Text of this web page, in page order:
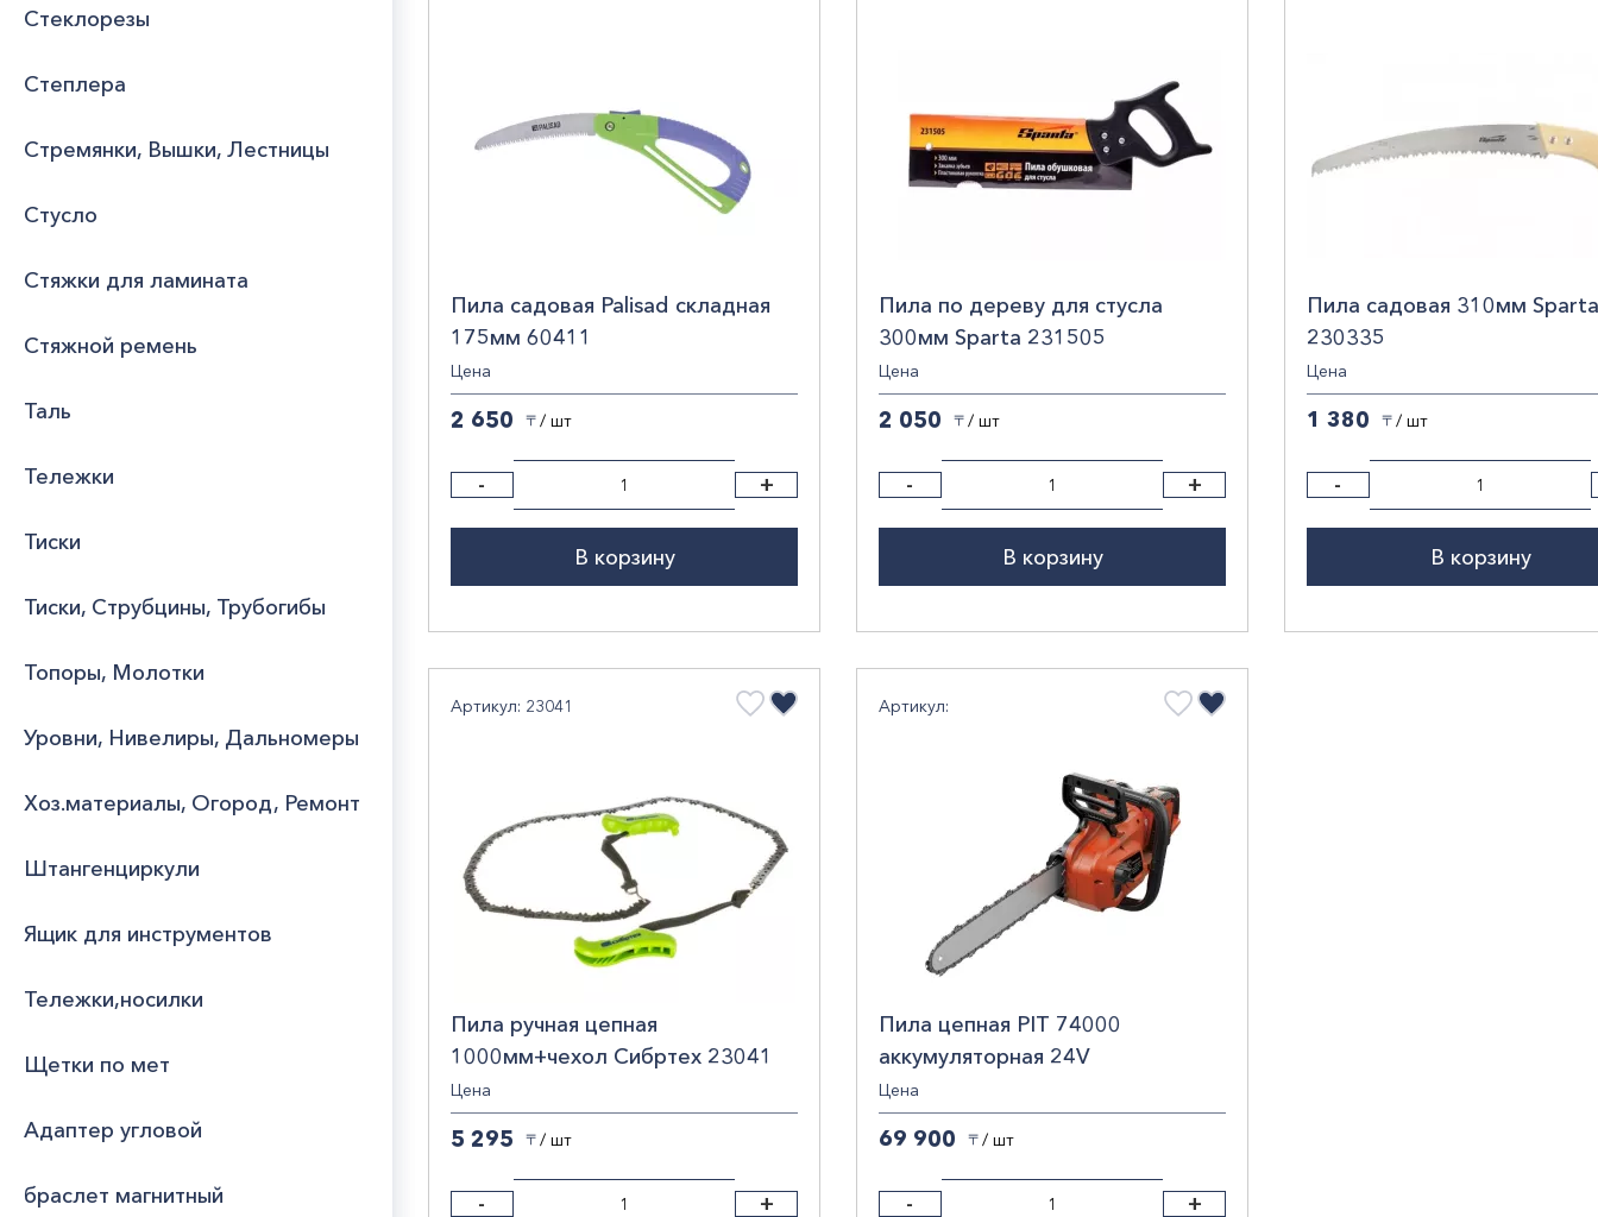
Стеклорезы
Степлера
Стремянки, Вышки, Лестницы
Стусло
Стяжки для ламината
Стяжной ремень
Таль
Тележки
Тиски
Тиски, Струбцины, Трубогибы
Топоры, Молотки
Уровни, Нивелиры, Дальномеры
Хоз.материалы, Огород, Ремонт
Штангенциркули
Ящик для инструментов
Тележки,носилки
Щетки по мет
Адаптер угловой
браслет магнитный
Пила садовая Palisad складная
175мм 60411
Цена
2 650 〒 / шт
- +
В корзину
Пила по дереву для стусла
300мм Sparta 231505
Цена
2 050 〒 / шт
- +
В корзину
Пила садовая 310мм Sparta
230335
Цена
1 380 〒 / шт
-
В корзину
Артикул: 23041
Пила ручная цепная
1000мм+чехол Сибртех 23041
Цена
5 295 〒 / шт
- +
Артикул:
Пила цепная PIT 74000
аккумуляторная 24V
Цена
69 900 〒 / шт
- +